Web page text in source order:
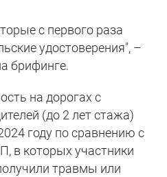
с первого раза
удостоверения", –
брифинге.
на дорогах с
(до 2 лет стажа)
году по сравнению с
в которых участники
травмы или